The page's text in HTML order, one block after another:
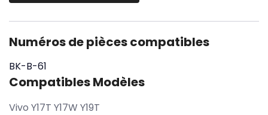
Numéros de pièces compatibles
BK-B-61
Compatibles Modèles
Vivo Y17T Y17W Y19T